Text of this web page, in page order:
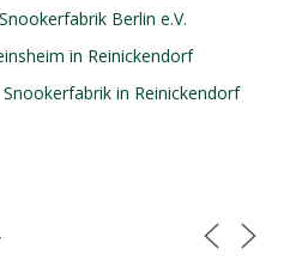
Berlin e.V.
in Reinickendorf
in Reinickendorf